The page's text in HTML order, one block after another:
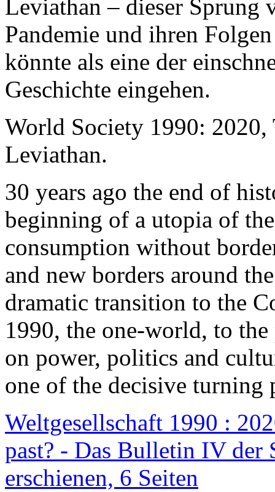
Leviathan – dieser Sprung
Pandemie und ihren
könnte als eine der
Geschichte eingehen.
World Society 1990: 2020,
Leviathan.
30 years ago the end of
beginning of a utopia of
consumption without
and new borders around
dramatic transition to the
1990, the one-world, to the
on power, politics and
one of the decisive turning
Weltgesellschaft 1990 :
past? - Das Bulletin IV der
erschienen, 6 Seiten